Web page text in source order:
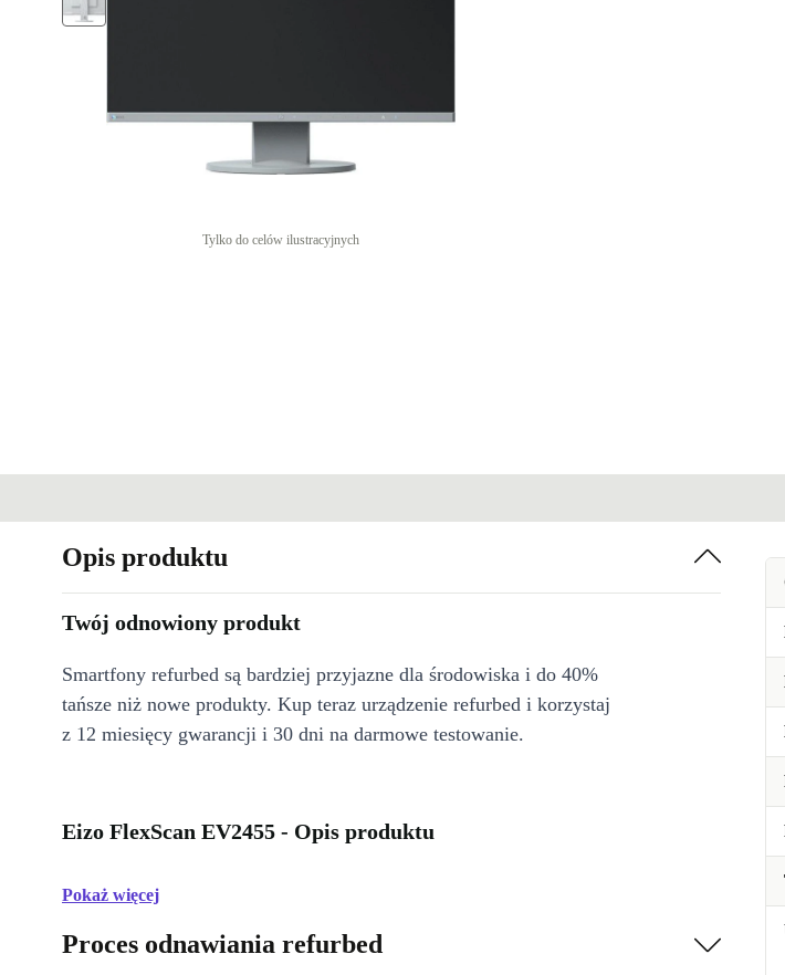
Tylko do celów ilustracyjnych
Opis produktu
Twój odnowiony produkt
Smartfony refurbed są bardziej przyjazne dla środowiska i do 40%
tańsze niż nowe produkty. Kup teraz urządzenie refurbed i korzystaj
z 12 miesięcy gwarancji i 30 dni na darmowe testowanie.
Eizo FlexScan EV2455 - Opis produktu
Pokaż więcej
Proces odnawiania refurbed